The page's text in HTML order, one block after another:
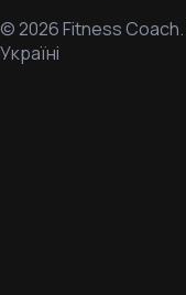
©2026Fitness Coach.
Україні